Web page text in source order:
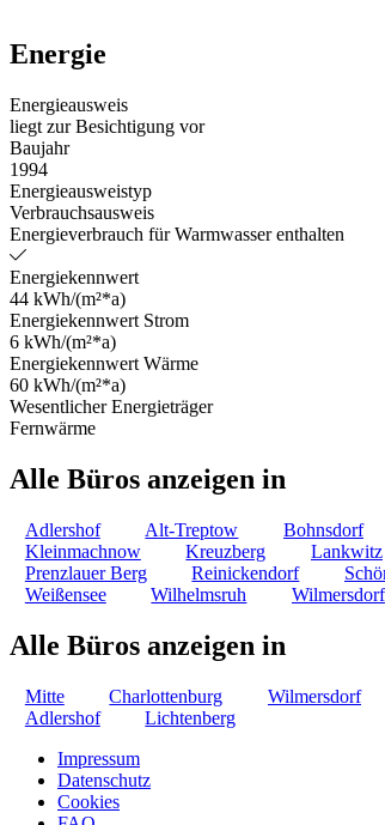
Energie
Energieausweis
liegt zur Besichtigung vor
Baujahr
1994
Energieausweistyp
Verbrauchsausweis
Energieverbrauch für Warmwasser enthalten
Energiekennwert
44 kWh/(m²*a)
Energiekennwert Strom
6 kWh/(m²*a)
Energiekennwert Wärme
60 kWh/(m²*a)
Wesentlicher Energieträger
Fernwärme
Alle Büros anzeigen in
Adlershof Alt-Treptow Bohnsdorf
Kleinmachnow
Kreuzberg Lankwitz
Prenzlauer Berg
Reinickendorf
Weißensee
Wilhelmsruh Wilmersdorf
Alle Büros anzeigen in
Mitte Charlottenburg Wilmersdorf
Adlershof
Lichtenberg
Impressum
Datenschutz
Cookies